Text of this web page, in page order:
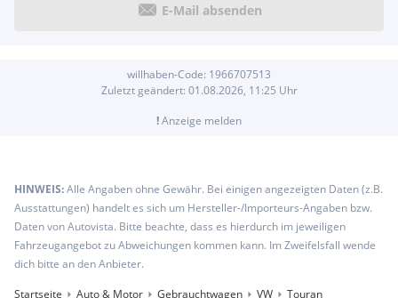
E-Mail absenden
willhaben-Code: 1966707513
Zuletzt geändert: 01.08.2026, 11:25 Uhr
!Anzeige melden
HINWEIS:Alle Angaben ohne Gewähr. Bei einigen angezeigten Daten (z.B.
Ausstattungen) handelt es sich um Hersteller-/Importeurs-Angaben bzw.
Daten von Autovista. Bitte beachte, dass es hierdurch im jeweiligen
Fahrzeugangebot zu Abweichungen kommen kann. Im Zweifelsfall wende
dich bitte an den Anbieter.
Startseite
Auto & Motor Gebrauchtwagen VW Touran